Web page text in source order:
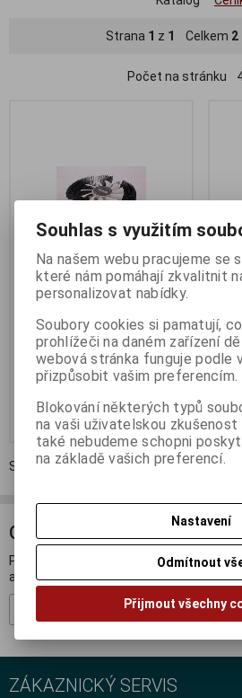
Strana 1 z 1 Celkem 2
Počet na stránku
ACUTAKE ACU-DVS 01
DarkVGA Semicircle
Termín dodání (dny):4
275 Kč
Koupit
01
258
Strana 1z1Celkem2záznamů
ODBĚR NOVINEK
Přihlašte se k odběru novinek a buďte
akcích a soutěžích.
ZÁKAZNICKÝ SERVIS
Souhlas s využitím
Na našem webu pracujeme se
které nám pomáhají zkvalitnit
personalizovat nabídky.
Soubory cookies si pamatují,
prohlížeči na daném zařízení
webová stránka funguje podle
přizpůsobit vašim preferencím.
Blokování některých typů
na vaši uživatelskou zkušenost
také nebudeme schopni
na základě vašich preferencí.
Nastavení
Odmítnout
Přijmout všechny